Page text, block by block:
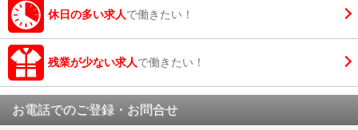
休日の多い求人で働きたい！
残業が少ない求人で働きたい！
お電話でのご登録・お問合せ